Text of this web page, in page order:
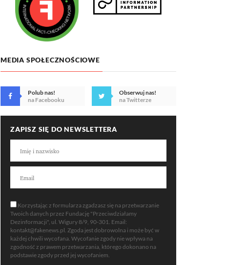
MEDIA SPOŁECZNOŚCIOWE
Polub nas!
na Facebooku
Obserwuj nas!
na Twitterze
ZAPISZ SIĘ DO NEWSLETTERA
Korzystając z formularza zgadzasz się na przetwarzanie
Twoich danych przez Fundację "Przeciwdziałamy
Dezinformacji", ul. Wigury 8/9, 90-301. Email:
kontakt@fakenews.pl. Zgoda jest dobrowolna i może być w
każdej chwili wycofana. Wycofanie zgody nie wpływa na
zgodność z prawem przetwarzania, którego dokonano na
podstawie zgody przed jej wycofaniem.